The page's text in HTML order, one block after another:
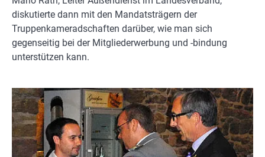
diskutierte dann mit den Mandatsträgern der
Truppenkameradschaften darüber, wie man sich
gegenseitig bei der Mitgliederwerbung und -bindung
unterstützen kann.